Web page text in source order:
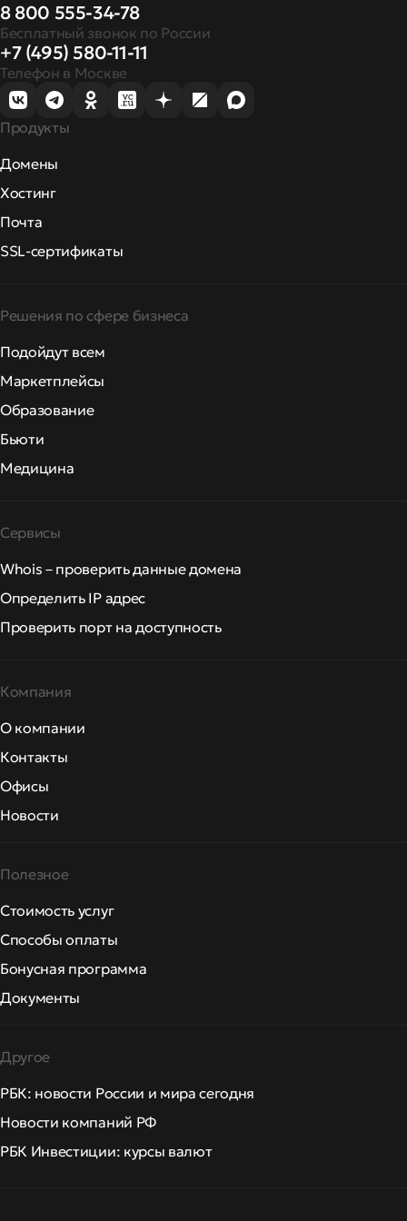
8 800 555-34-78
Бесплатный звонок по России
+7 (495) 580-11-11
Телефон в Москве
Продукты
Домены
Хостинг
Почта
SSL-сертификаты
Решения по сфере бизнеса
Подойдут всем
Маркетплейсы
Образование
Бьюти
Медицина
Сервисы
Whois – проверить данные домена
Определить IP адрес
Проверить порт на доступность
Компания
О компании
Контакты
Офисы
Новости
Полезное
Стоимость услуг
Способы оплаты
Бонусная программа
Документы
Другое
РБК: новости России и мира сегодня
Новости компаний РФ
РБК Инвестиции: курсы валют